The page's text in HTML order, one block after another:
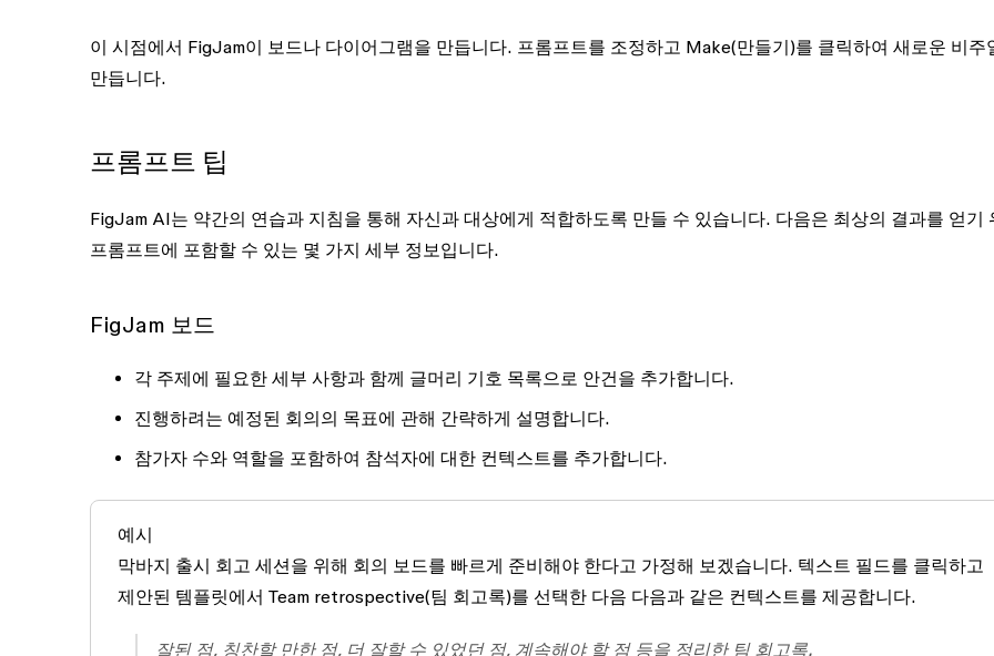
이 시점에서 FigJam이 보드나 다이어그램을 만듭니다. 프롬프트를 조정하고 Make(만들기)를 클릭하여 새로운 비주
만듭니다.
프롬프트 팁
FigJam AI는 약간의 연습과 지침을 통해 자신과 대상에게 적합하도록 만들 수 있습니다. 다음은 최상의 결과를 얻기
프롬프트에 포함할 수 있는 몇 가지 세부 정보입니다.
FigJam 보드
각 주제에 필요한 세부 사항과 함께 글머리 기호 목록으로 안건을 추가합니다.
진행하려는 예정된 회의의 목표에 관해 간략하게 설명합니다.
참가자 수와 역할을 포함하여 참석자에 대한 컨텍스트를 추가합니다.
예시
막바지 출시 회고 세션을 위해 회의 보드를 빠르게 준비해야 한다고 가정해 보겠습니다. 텍스트 필드를 클릭하고
제안된 템플릿에서 Team retrospective(팀 회고록)를 선택한 다음 다음과 같은 컨텍스트를 제공합니다.
잘된 점, 칭찬할 만한 점, 더 잘할 수 있었던 점, 계속해야 할 점 등을 정리한 팀 회고록.